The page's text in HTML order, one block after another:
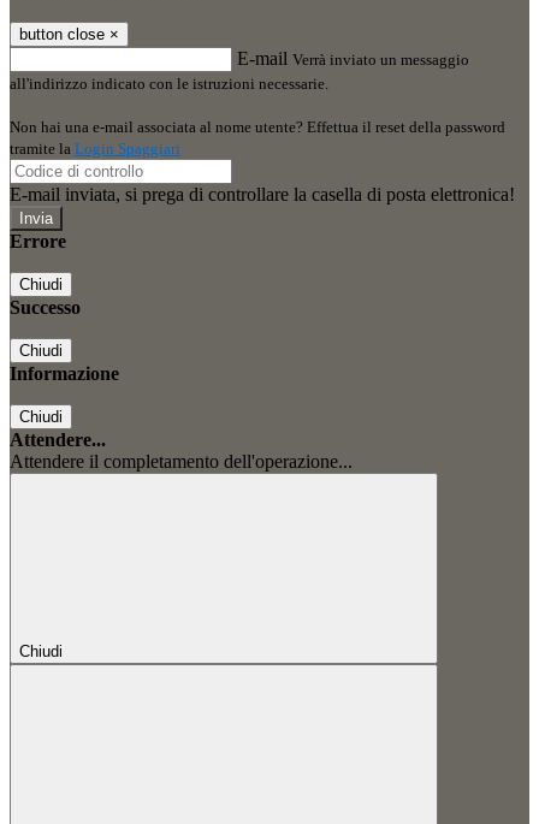
button close ×
E-mail Verrà inviato un messaggio
all'indirizzo indicato con le istruzioni necessarie.
Non hai una e-mail associata al nome utente? Effettua il reset della password
tramite la Login Spaggiari
E-mail inviata, si prega di controllare la casella di posta elettronica!
Errore
Chiudi
Successo
Chiudi
Informazione
Chiudi
Attendere...
Attendere il completamento dell'operazione...
Chiudi